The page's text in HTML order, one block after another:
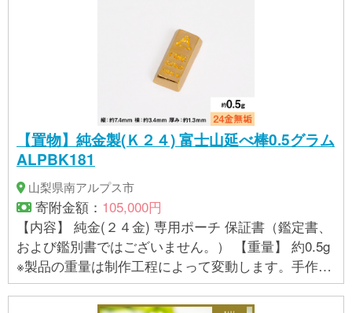
縦：約１５ｍｍ 厚み：約９ｍｍ ※製造過程に手作業
がある為、数値は前後する場合がございます。 【提
供事業者】株式会社 江商
【置物】純金製(Ｋ２４) 富士山延べ棒0.5グラム
ALPBK181
山梨県南アルプス市
寄附金額： 105,000円
【内容】 純金(２４金) 専用ポーチ 保証書（鑑定書、
および鑑別書ではございません。） 【重量】 約0.5g
※製品の重量は制作工程によって変動します。手作業
で制作しているため、均等な重さを心がけておりま
すが、指定範囲内で多少の誤差が生じる場合があり